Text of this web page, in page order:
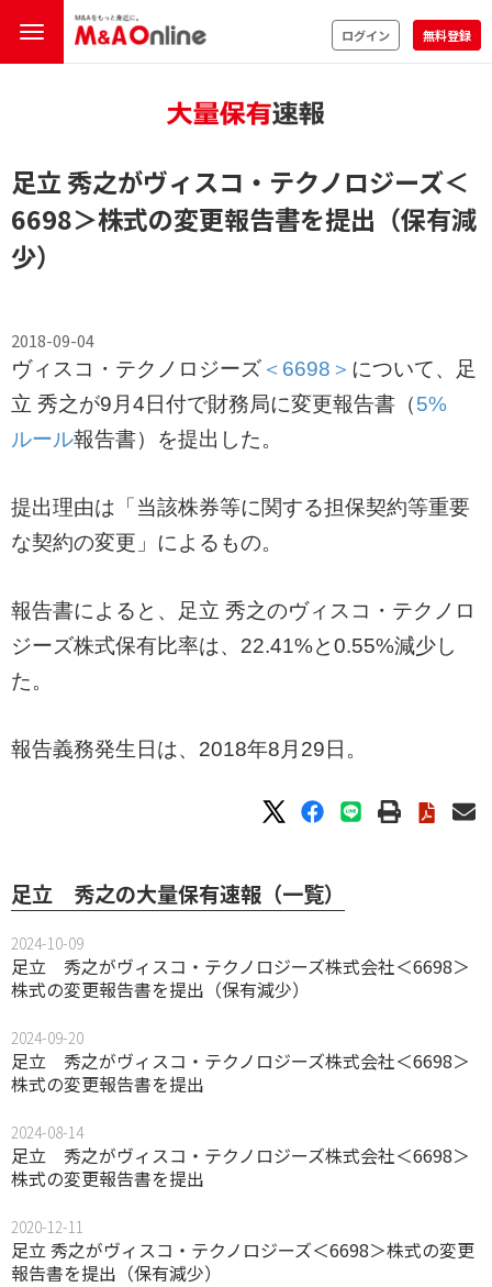
ログイン 無料登録
足立 秀之がヴィスコ・テクノロジーズ＜
6698＞株式の変更報告書を提出（保有減
少）
2018-09-04
ヴィスコ・テクノロジーズ ＜6698＞ について、足
立 秀之が9月4日付で財務局に変更報告書（5%
ルール報告書）を提出した。
提出理由は「当該株券等に関する担保契約等重要
な契約の変更」によるもの。
報告書によると、足立 秀之のヴィスコ・テクノロ
ジーズ株式保有比率は、22.41%と0.55%減少し
た。
報告義務発生日は、2018年8月29日。
足立 秀之の大量保有速報（一覧）
2024-10-09
足立 秀之がヴィスコ・テクノロジーズ株式会社＜6698＞
株式の変更報告書を提出（保有減少）
2024-09-20
足立 秀之がヴィスコ・テクノロジーズ株式会社＜6698＞
株式の変更報告書を提出
2024-08-14
足立 秀之がヴィスコ・テクノロジーズ株式会社＜6698＞
株式の変更報告書を提出
2020-12-11
足立 秀之がヴィスコ・テクノロジーズ＜6698＞株式の変更
報告書を提出（保有減少）